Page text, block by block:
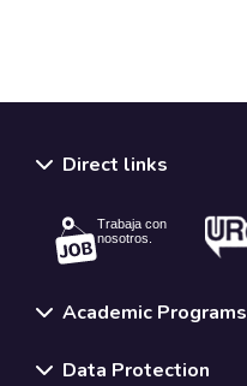
Direct links
Trabaja con
nosotros.
Academic Programs
Data Protection